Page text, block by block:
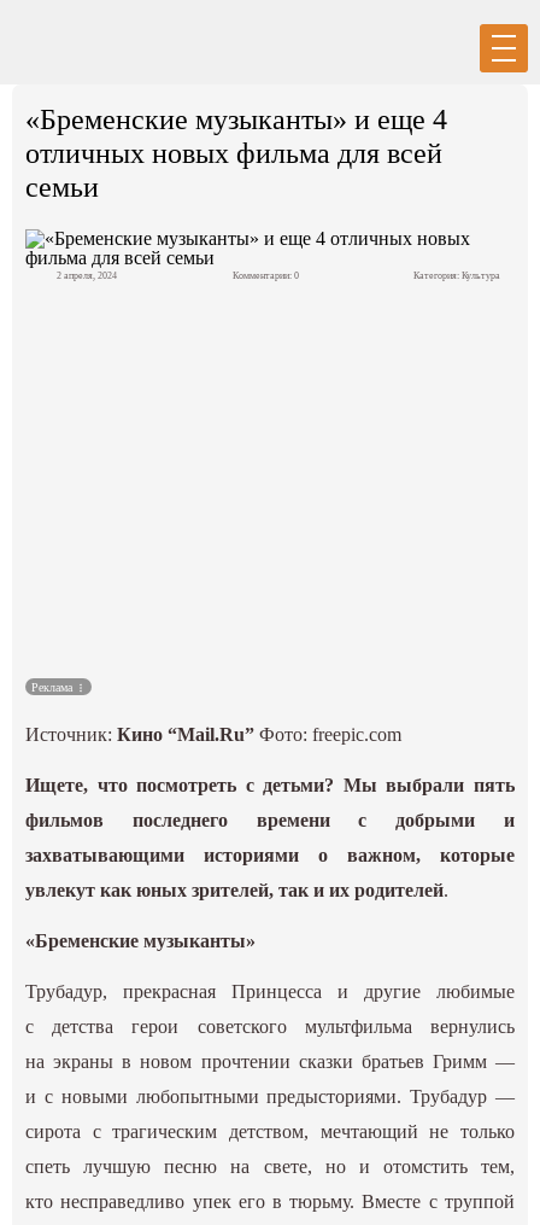
«Бременские музыканты» и еще 4
отличных новых фильма для всей
семьи
2 апреля, 2024 Комментарии: 0 Категория: Культура
Реклама
Источник:Кино “Mail.Ru” Фото: freepic.com
Ищете, что посмотреть с детьми? Мы выбрали пять
фильмов последнего времени с добрыми и
захватывающими историями о важном, которые
увлекут как юных зрителей, так и их родителей.
«Бременские музыканты»
Трубадур, прекрасная Принцесса и другие любимые
с детства герои советского мультфильма вернулись
на экраны в новом прочтении сказки братьев Гримм —
и с новыми любопытными предысториями. Трубадур —
сирота с трагическим детством, мечтающий не только
спеть лучшую песню на свете, но и отомстить тем,
кто несправедливо упек его в тюрьму. Вместе с труппой